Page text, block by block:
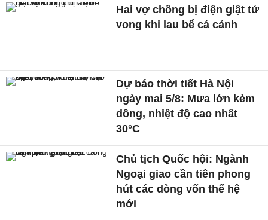
Hai vợ chồng bị điện giật tử
vong khi lau bể cá cảnh
Dự báo thời tiết Hà Nội
ngày mai 5/8: Mưa lớn kèm
dông, nhiệt độ cao nhất
30°C
Chủ tịch Quốc hội: Ngành
Ngoại giao cần tiên phong
hút các dòng vốn thế hệ
mới